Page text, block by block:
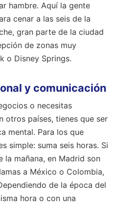
hambre. Aquí la gente
cenar a las seis de la
gran parte de la ciudad
de zonas muy
o Disney Springs.
y comunicación
o necesitas
otros países, tienes que ser
mental. Para los que
simple: suma seis horas. Si
la mañana, en Madrid son
a México o Colombia,
de la época del
hora o con una